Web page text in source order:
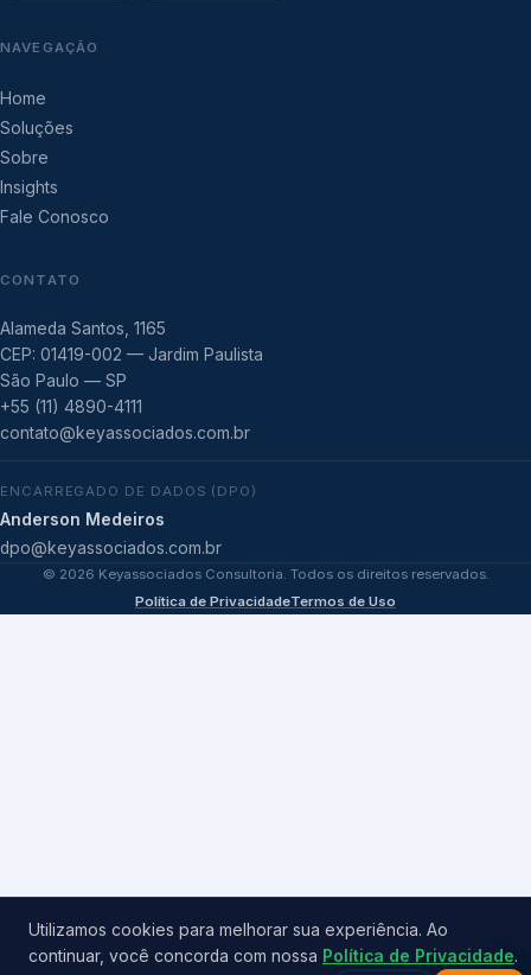
NAVEGAÇÃO
Home
Soluções
Sobre
Insights
Fale Conosco
CONTATO
Alameda Santos, 1165
CEP: 01419-002 — Jardim Paulista
São Paulo — SP
+55 (11) 4890-4111
contato@keyassociados.com.br
ENCARREGADO DE DADOS (DPO)
Anderson Medeiros
dpo@keyassociados.com.br
© 2026 Keyassociados Consultoria. Todos os direitos reservados.
Política de PrivacidadeTermos de Uso
Utilizamos cookies para melhorar sua experiência. Ao
continuar, você concorda com nossa Política de Privacidade.